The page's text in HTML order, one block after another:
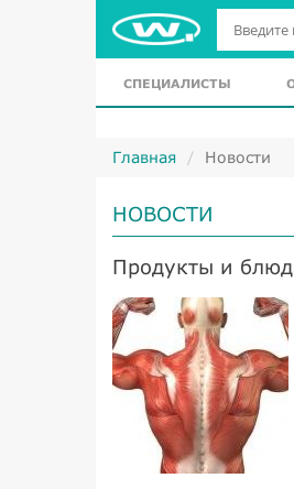
СПЕЦИАЛИСТЫ
Главная Новости
НОВОСТИ
Продукты и